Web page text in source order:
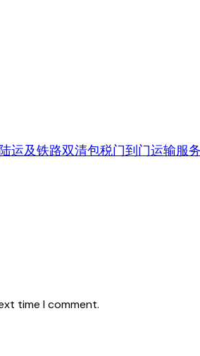
运及铁路双清包税门到门运输服务
time I comment.